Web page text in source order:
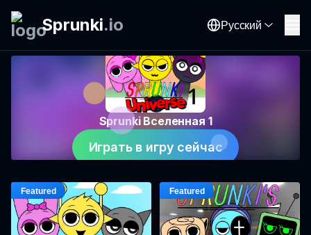
Sprunki.io Русский
Sprunki Вселенная 1
Играть в игру сейчас